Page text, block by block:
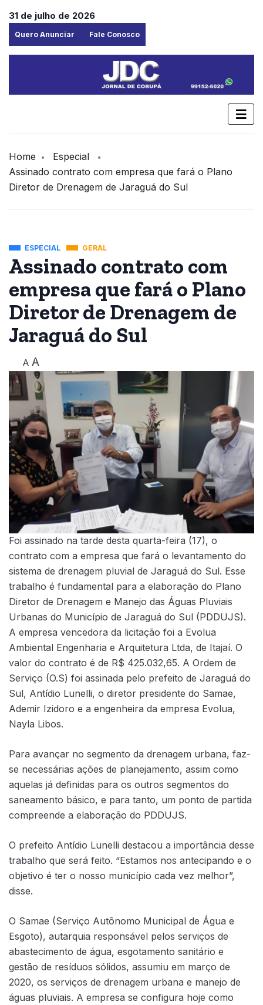
31 de julho de 2026
Quero Anunciar Fale Conosco
Home
Especial
Assinado contrato com empresa que fará o Plano
Diretor de Drenagem de Jaraguá do Sul
ESPECIAL GERAL
Assinado contrato com
empresa que fará o Plano
Diretor de Drenagem de
Jaraguá do Sul
A A
Foi assinado na tarde desta quarta-feira (17), o
contrato com a empresa que fará o levantamento do
sistema de drenagem pluvial de Jaraguá do Sul. Esse
trabalho é fundamental para a elaboração do Plano
Diretor de Drenagem e Manejo das Águas Pluviais
Urbanas do Município de Jaraguá do Sul (PDDUJS).
A empresa vencedora da licitação foi a Evolua
Ambiental Engenharia e Arquitetura Ltda, de Itajaí. O
valor do contrato é de R$ 425.032,65. A Ordem de
Serviço (O.S) foi assinada pelo prefeito de Jaraguá do
Sul, Antídio Lunelli, o diretor presidente do Samae,
Ademir Izidoro e a engenheira da empresa Evolua,
Nayla Libos.
Para avançar no segmento da drenagem urbana, faz-
se necessárias ações de planejamento, assim como
aquelas já definidas para os outros segmentos do
saneamento básico, e para tanto, um ponto de partida
compreende a elaboração do PDDUJS.
O prefeito Antídio Lunelli destacou a importância desse
trabalho que será feito. “Estamos nos antecipando e o
objetivo é ter o nosso município cada vez melhor”,
disse.
O Samae (Serviço Autônomo Municipal de Água e
Esgoto), autarquia responsável pelos serviços de
abastecimento de água, esgotamento sanitário e
gestão de resíduos sólidos, assumiu em março de
2020, os serviços de drenagem urbana e manejo de
águas pluviais. A empresa se configura hoje como